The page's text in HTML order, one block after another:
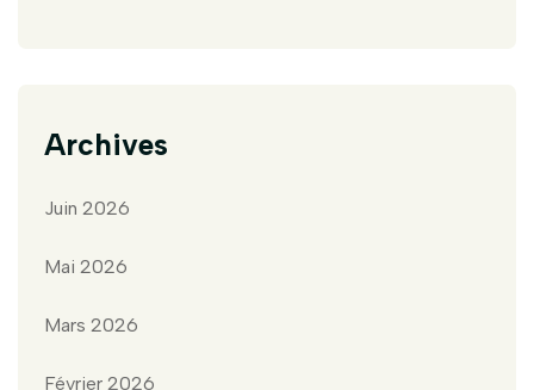
Archives
Juin 2026
Mai 2026
Mars 2026
Février 2026